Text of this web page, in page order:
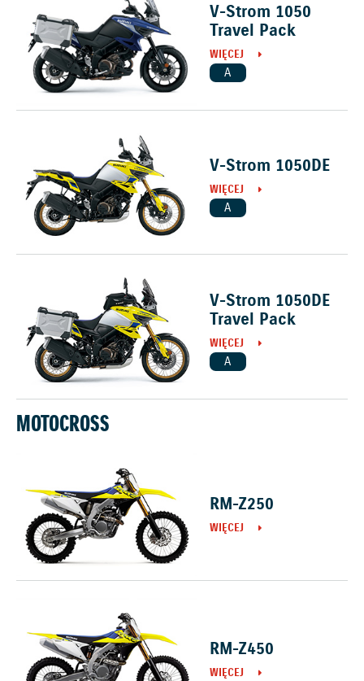
V-Strom 1050
Travel Pack
WIĘCEJ
A
V-Strom 1050DE
WIĘCEJ
A
V-Strom 1050DE
Travel Pack
WIĘCEJ
A
MOTOCROSS
RM-Z250
WIĘCEJ
RM-Z450
WIĘCEJ